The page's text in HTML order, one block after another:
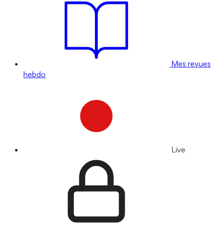
Mes revues
hebdo
Live